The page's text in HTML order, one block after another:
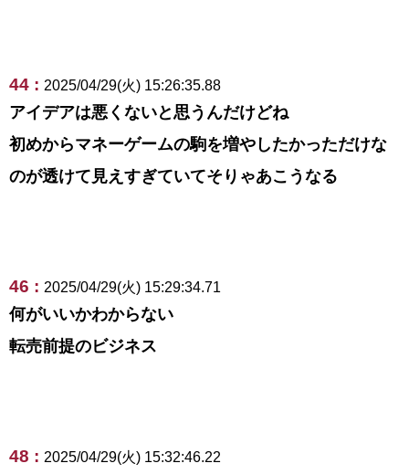
44 : 2025/04/29(火) 15:26:35.88
アイデアは悪くないと思うんだけどね
初めからマネーゲームの駒を増やしたかっただけな
のが透けて見えすぎていてそりゃあこうなる
46 : 2025/04/29(火) 15:29:34.71
何がいいかわからない
転売前提のビジネス
48 : 2025/04/29(火) 15:32:46.22